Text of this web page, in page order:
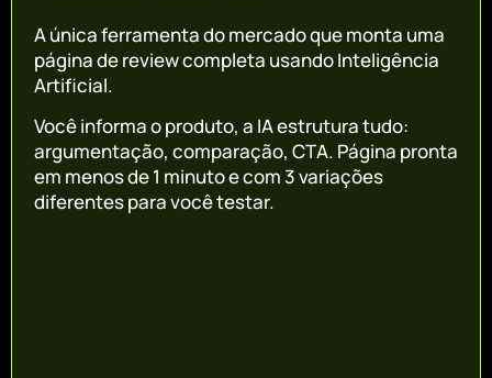
A única ferramenta do mercado que monta uma
página de review completa usando Inteligência
Artificial.
Você informa o produto, a IA estrutura tudo:
argumentação, comparação, CTA. Página pronta
em menos de 1 minuto e com 3 variações
diferentes para você testar.